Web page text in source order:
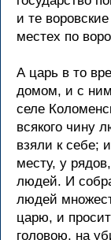
и те
местех по
А царь в то
домом, и с
селе
всякого чину
взяли к себе;
месту, у
людей. И
людей
царю, и
головою, на